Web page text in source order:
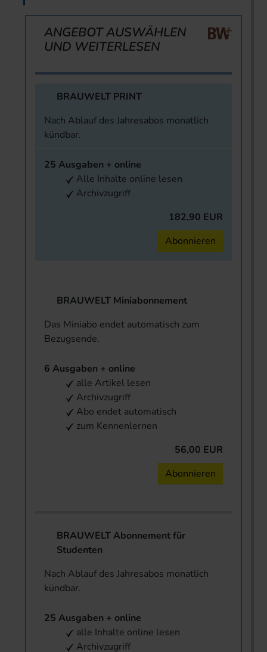
ANGEBOT AUSWÄHLEN
UND WEITERLESEN
BRAUWELT PRINT
Nach Ablauf des Jahresabos monatlich
kündbar.
25 Ausgaben + online
Alle Inhalte online lesen
Archivzugriff
182,90 EUR
Abonnieren
BRAUWELT Miniabonnement
Das Miniabo endet automatisch zum
Bezugsende.
6 Ausgaben + online
alle Artikel lesen
Archivzugriff
Abo endet automatisch
zum Kennenlernen
56,00 EUR
Abonnieren
BRAUWELT Abonnement für
Studenten
Nach Ablauf des Jahresabos monatlich
kündbar.
25 Ausgaben + online
alle Inhalte online lesen
Archivzugriff